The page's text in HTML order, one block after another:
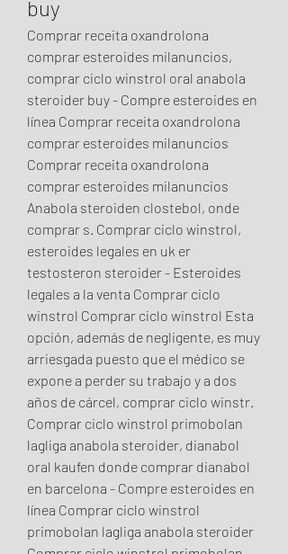
buy
Comprar receita oxandrolona
comprar esteroides milanuncios,
comprar ciclo winstrol oral anabola
steroider buy - Compre esteroides en
línea Comprar receita oxandrolona
comprar esteroides milanuncios
Comprar receita oxandrolona
comprar esteroides milanuncios
Anabola steroiden clostebol, onde
comprar s. Comprar ciclo winstrol,
esteroides legales en uk er
testosteron steroider - Esteroides
legales a la venta Comprar ciclo
winstrol Comprar ciclo winstrol Esta
opción, además de negligente, es muy
arriesgada puesto que el médico se
expone a perder su trabajo y a dos
años de cárcel, comprar ciclo winstr.
Comprar ciclo winstrol primobolan
lagliga anabola steroider, dianabol
oral kaufen donde comprar dianabol
en barcelona - Compre esteroides en
línea Comprar ciclo winstrol
primobolan lagliga anabola steroider